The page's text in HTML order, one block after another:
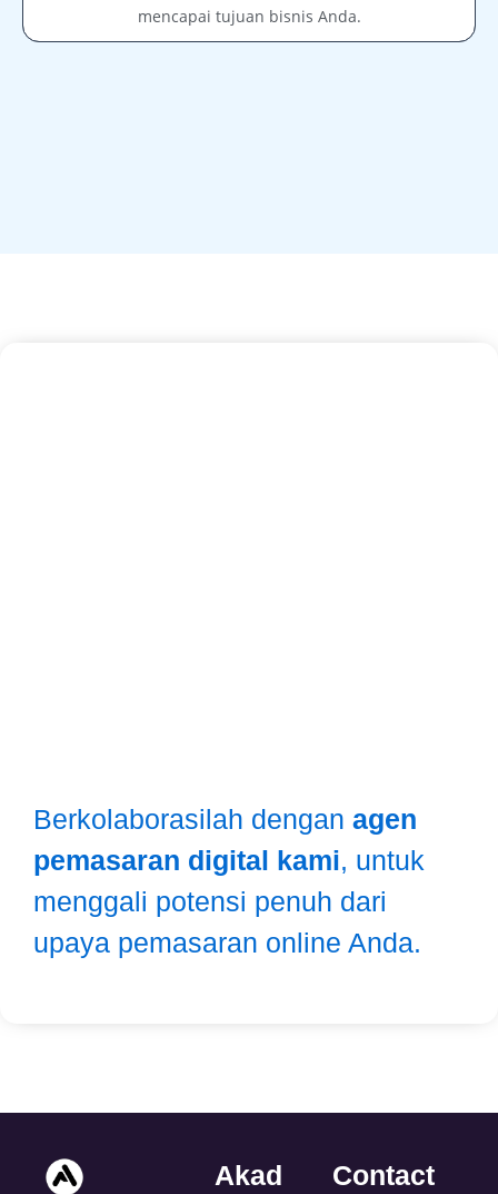
mencapai tujuan bisnis Anda.
Berkolaborasilah dengan agen
pemasaran digital kami, untuk
menggali potensi penuh dari
upaya pemasaran online Anda.
Akad
Contact